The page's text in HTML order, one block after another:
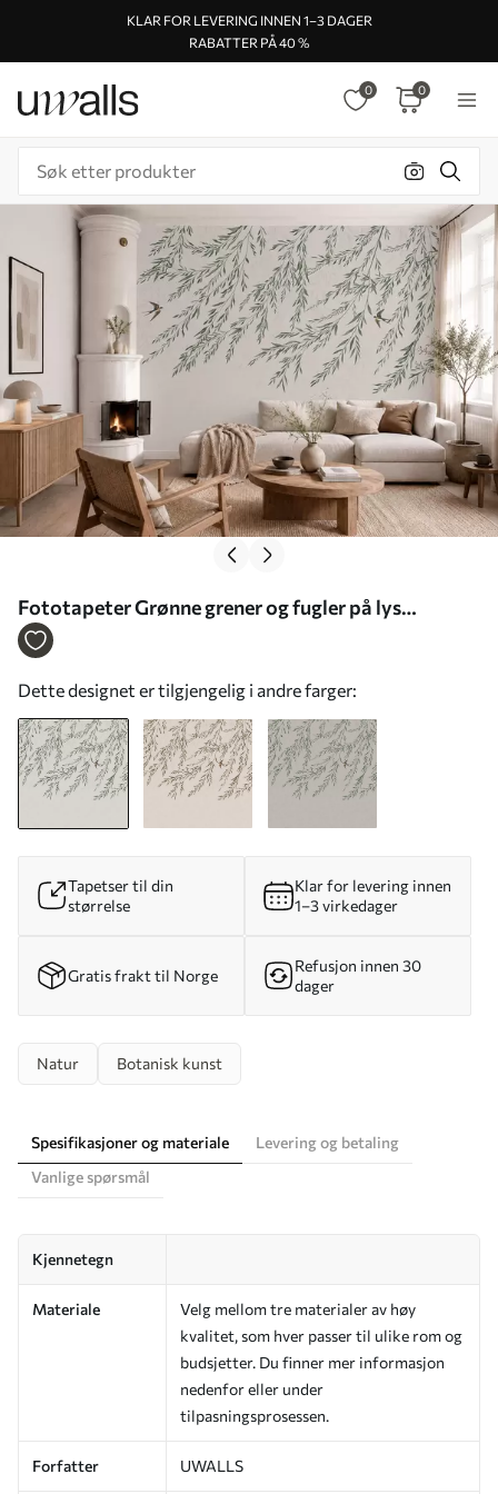
KLAR FOR LEVERING INNEN 1–3 DAGER
RABATTER PÅ 40 %
0 0
Fototapeter Grønne grener og fugler på lys
bakgrunn Nr. w05630
Dette designet er tilgjengelig i andre farger:
Tapetser til din
størrelse
Klar for levering innen
1–3 virkedager
Gratis frakt til Norge
Refusjon innen 30
dager
Natur Botanisk kunst
Spesifikasjoner og materiale
Levering og betaling
Vanlige spørsmål
Kjennetegn
Materiale
Velg mellom tre materialer av høy
kvalitet, som hver passer til ulike rom og
budsjetter. Du finner mer informasjon
nedenfor eller under
tilpasningsprosessen.
Forfatter UWALLS